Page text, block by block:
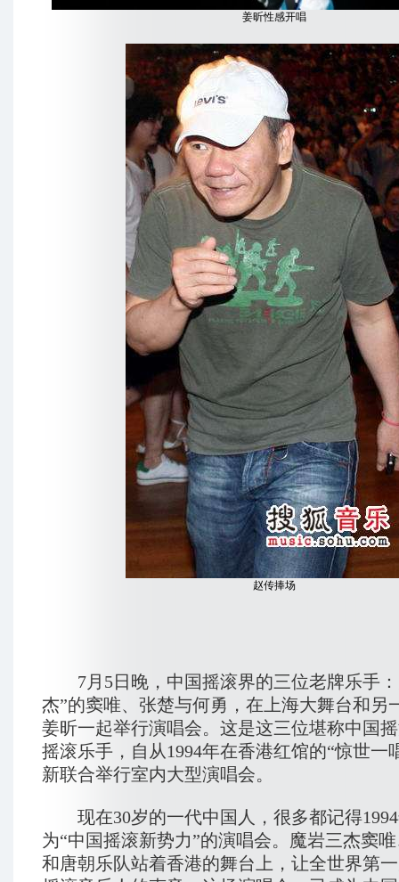
姜昕性感开唱
赵传捧场
7月5日晚，中国摇滚界的三位老牌乐手：
杰”的窦唯、张楚与何勇，在上海大舞台和另
姜昕一起举行演唱会。这是这三位堪称中国
摇滚乐手，自从1994年在香港红馆的“惊世一
新联合举行室内大型演唱会。
现在30岁的一代中国人，很多都记得
为“中国摇滚新势力”的演唱会。魔岩三杰窦
和唐朝乐队站着香港的舞台上，让全世界第